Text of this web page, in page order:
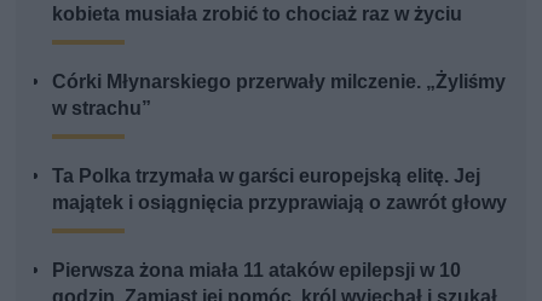
kobieta musiała zrobić to chociaż raz w życiu
Córki Młynarskiego przerwały milczenie. „Żyliśmy
w strachu”
Ta Polka trzymała w garści europejską elitę. Jej
majątek i osiągnięcia przyprawiają o zawrót głowy
Pierwsza żona miała 11 ataków epilepsji w 10